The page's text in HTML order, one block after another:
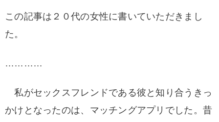
この記事は２０代の女性に書いていただきまし
た。
…………
私がセックスフレンドである彼と知り合うきっ
かけとなったのは、マッチングアプリでした。昔